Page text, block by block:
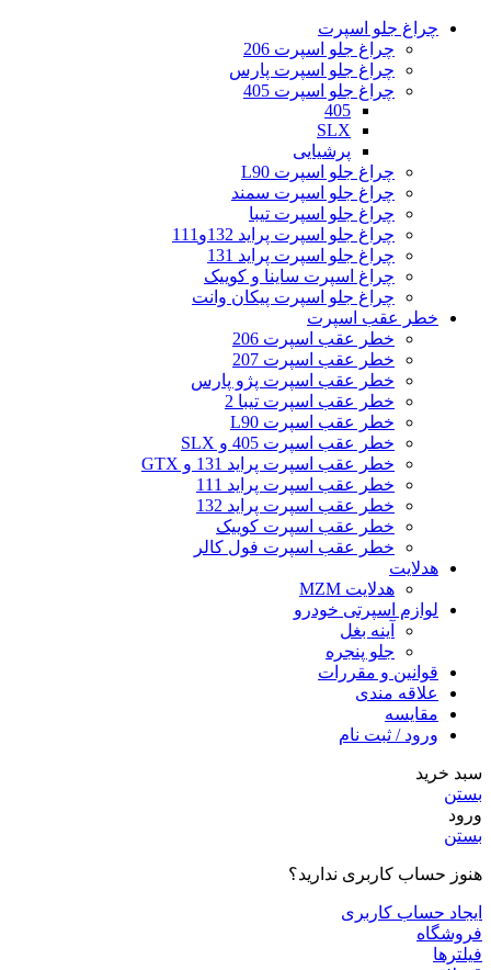
چراغ جلو اسپرت
چراغ جلو اسپرت 206
چراغ جلو اسپرت پارس
چراغ جلو اسپرت 405
405
SLX
پرشیایی
چراغ جلو اسپرت L90
چراغ جلو اسپرت سمند
چراغ جلو اسپرت تیبا
چراغ جلو اسپرت پراید 132و111
چراغ جلو اسپرت پراید 131
چراغ اسپرت ساینا و کوییک
چراغ جلو اسپرت پیکان وانت
خطر عقب اسپرت
خطر عقب اسپرت 206
خطر عقب اسپرت 207
خطر عقب اسپرت پژو پارس
خطر عقب اسپرت تیبا 2
خطر عقب اسپرت L90
خطر عقب اسپرت 405 و SLX
خطر عقب اسپرت پراید 131 و GTX
خطر عقب اسپرت پراید 111
خطر عقب اسپرت پراید 132
خطر عقب اسپرت کوییک
خطر عقب اسپرت فول کالر
هدلایت
هدلایت MZM
لوازم اسپرتی خودرو
آینه بغل
جلو پنجره
قوانین و مقررات
علاقه مندی
مقایسه
ورود / ثبت نام
سبد خرید
بستن
ورود
بستن
هنوز حساب کاربری ندارید؟
ایجاد حساب کاربری
فروشگاه
فیلترها